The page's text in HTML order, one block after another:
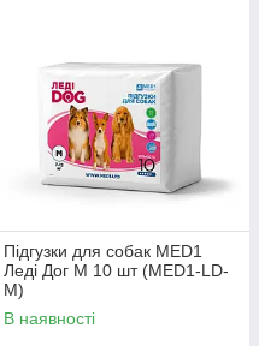
Підгузки для собак MED1
Леді Дог M 10 шт (MED1-LD-
M)
В наявності